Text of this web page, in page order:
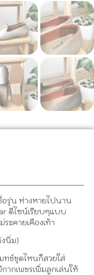
อรุ่น ห่างหายไปนาน
ดีไซน์เรียบๆแบบ
ะคายเคืองเท้า
งนิ่ม)
ทช์ชุดไหนก็สวยใส่
กเพชรเพิ่มลูกเล่นให้